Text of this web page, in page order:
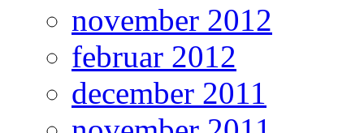
november 2012
februar 2012
december 2011